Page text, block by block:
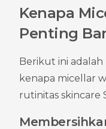
Kenapa
Penting
Berikut ini adalah
kenapa micellar
rutinitas skincare